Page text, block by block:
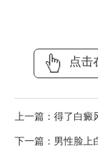
点击
上一篇： 得了白癜
下一篇： 男性脸上